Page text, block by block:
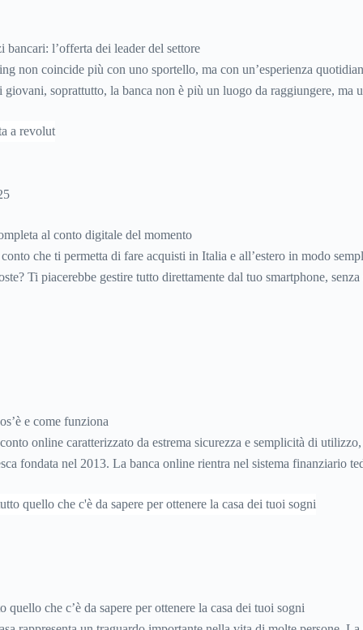
bancari: l’offerta dei leader del settore
non coincide più con uno sportello, ma con un’esperienza
giovani, soprattutto, la banca non è più un luogo da raggiungere, ma
un prodotto o monitorare le spese sono attività che ormai
al conto digitale del momento
che ti permetta di fare acquisti in Italia e all’estero in modo
Ti piacerebbe gestire tutto direttamente dal tuo smartphone,
e come funziona
online caratterizzato da estrema sicurezza e semplicità di
fondata nel 2013. La banca online rientra nel sistema finanziario
quello che c’è da sapere per ottenere la casa dei tuoi sogni